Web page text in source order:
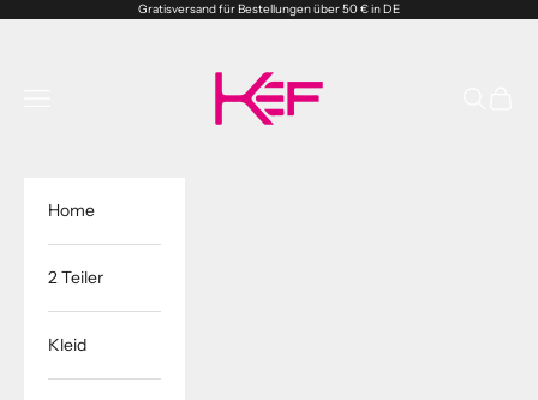
Zum Inhalt springenGratisversand für Bestellungen über 50 € in DE
Home
2 Teiler
Kleid